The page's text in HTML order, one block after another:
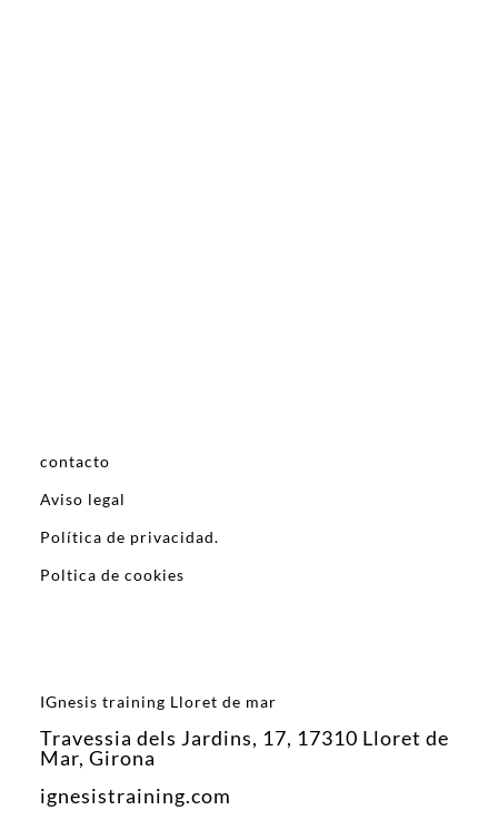
contacto
Aviso legal
Política de privacidad.
Poltica de cookies
IGnesis training Lloret de mar
Travessia dels Jardins, 17, 17310 Lloret de
Mar, Girona
ignesistraining.com